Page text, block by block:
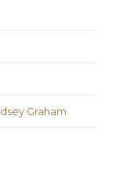
Graham